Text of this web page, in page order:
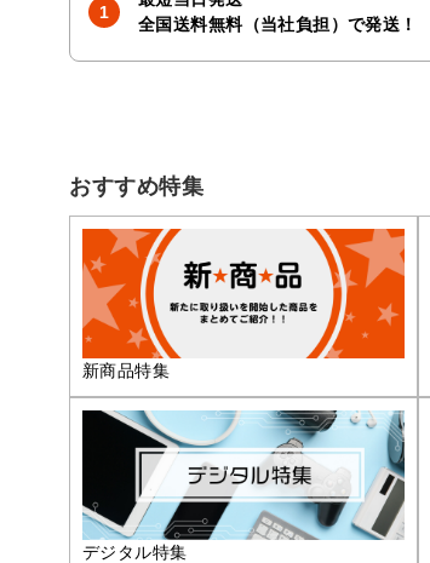
全国送料無料（当社負担）で発送！
おすすめ特集
新商品特集
デジタル特集